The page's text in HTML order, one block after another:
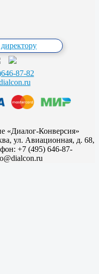
87-82
«Диалог-Конверсия»
ул. Авиационная, д. 68,
+7 (495) 646-87-